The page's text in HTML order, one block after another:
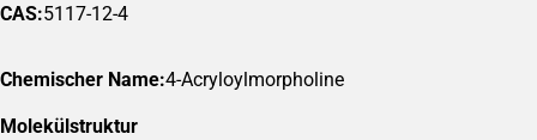
CAS:5117-12-4
Chemischer Name:4-Acryloylmorpholine
Molekülstruktur